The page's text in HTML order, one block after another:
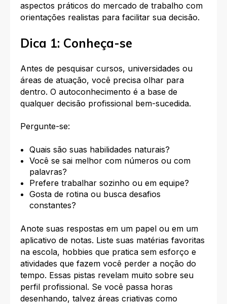
aspectos práticos do mercado de trabalho com
orientações realistas para facilitar sua decisão.
Dica 1: Conheça-se
Antes de pesquisar cursos, universidades ou
áreas de atuação, você precisa olhar para
dentro. O autoconhecimento é a base de
qualquer decisão profissional bem-sucedida.
Pergunte-se:
Quais são suas habilidades naturais?
Você se sai melhor com números ou com
palavras?
Prefere trabalhar sozinho ou em equipe?
Gosta de rotina ou busca desafios
constantes?
Anote suas respostas em um papel ou em um
aplicativo de notas. Liste suas matérias favoritas
na escola, hobbies que pratica sem esforço e
atividades que fazem você perder a noção do
tempo. Essas pistas revelam muito sobre seu
perfil profissional. Se você passa horas
desenhando, talvez áreas criativas como